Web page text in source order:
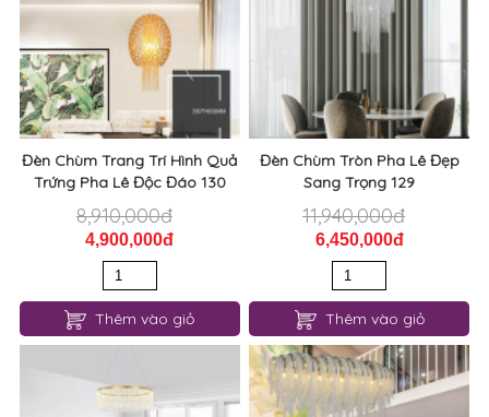
Đèn Chùm Trang Trí Hình Quả
Trứng Pha Lê Độc Đáo 130
8,910,000đ
4,900,000đ
Thêm vào giỏ
Đèn Chùm Tròn Pha Lê Đẹp
Sang Trọng 129
11,940,000đ
6,450,000đ
Thêm vào giỏ